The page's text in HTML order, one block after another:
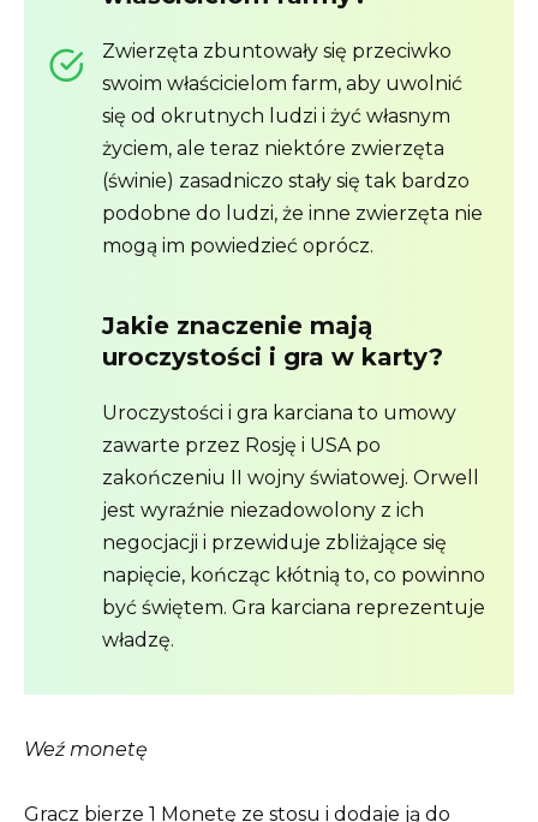
Zwierzęta zbuntowały się przeciwko
swoim właścicielom farm, aby uwolnić
się od okrutnych ludzi i żyć własnym
życiem, ale teraz niektóre zwierzęta
(świnie) zasadniczo stały się tak bardzo
podobne do ludzi, że inne zwierzęta nie
mogą im powiedzieć oprócz.
Jakie znaczenie mają
uroczystości i gra w karty?
Uroczystości i gra karciana to umowy
zawarte przez Rosję i USA po
zakończeniu II wojny światowej. Orwell
jest wyraźnie niezadowolony z ich
negocjacji i przewiduje zbliżające się
napięcie, kończąc kłótnią to, co powinno
być świętem. Gra karciana reprezentuje
władzę.
Weź monetę
Gracz bierze 1 Monetę ze stosu i dodaje ją do